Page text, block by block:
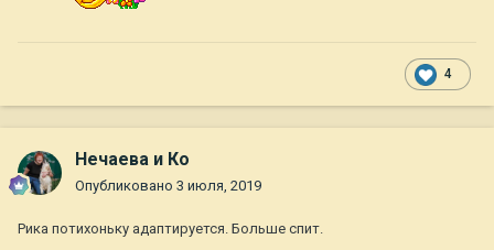
4
Нечаева и Ко
Опубликовано 3 июля, 2019
Рика потихоньку адаптируется. Больше спит.